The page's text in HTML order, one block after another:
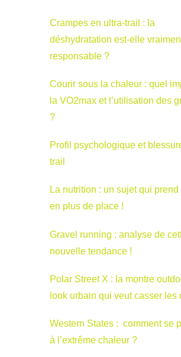
Crampes en ultra-trail : la
déshydratation est-elle
responsable ?
Courir sous la chaleur : quel
la VO2max et l’utilisation des
?
Profil psychologique et
trail
La nutrition : un sujet qui
en plus de place !
Gravel running : analyse de
nouvelle tendance !
Polar Street X : la montre
look urbain qui veut casser les
Western States : comment se
à l’extrême chaleur ?